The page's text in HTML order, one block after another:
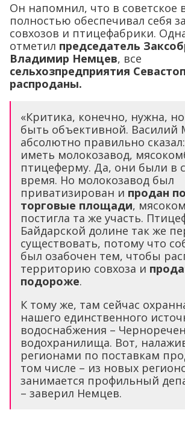
Он напомнил, что в советское
полностью обеспечивал себя
совхозов и птицефабрики.
отметил председатель
Владимир Немцев, все
сельхозпредприятия
распроданы.
«Критика, конечно, нужна,
быть объективной. Василий
абсолютно правильно
иметь молокозавод,
птицеферму. Да, они были в
время. Но молокозавод был
приватизирован и продан
торговые площади,
постигла та же участь.
Байдарской долине так же
существовать, потому что
был озабочен тем, чтобы
территорию совхоза и
подороже.
К тому же, там сейчас
нашего единственного
водоснабжения –
водохранилища. Вот,
регионами по поставкам
том числе – из новых
занимается профильный
– заверил Немцев.